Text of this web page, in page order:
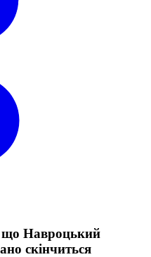
що Навроцький
скінчиться